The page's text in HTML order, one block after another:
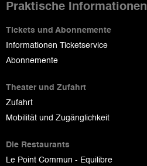
Praktische Informationen
Tickets und Abonnemente
Informationen Ticketservice
Abonnemente
Theater und Zufahrt
Zufahrt
Mobilität und Zugänglichkeit
Die Restaurants
Le Point Commun - Equilibre